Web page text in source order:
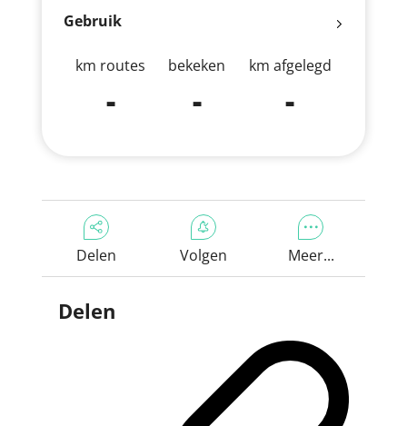
Gebruik
km routes
-
bekeken
-
km afgelegd
-
Delen Volgen Meer...
Delen